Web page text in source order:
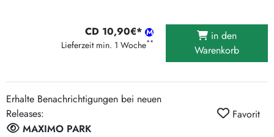
CD 10,90€*
Lieferzeit min. 1 Woche**
in den
Warenkorb
Erhalte Benachrichtigungen bei neuen
Releases:
MAXIMO PARK
Favorit